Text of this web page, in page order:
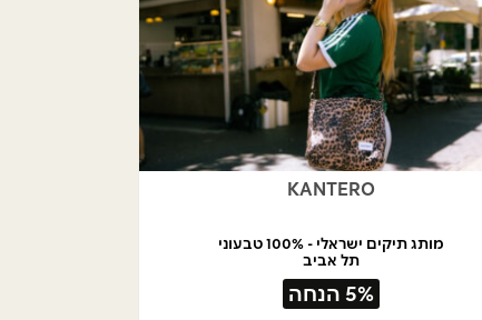
KANTERO
מותג תיקים ישראלי - 100% טבעוני
תל אביב
5% הנחה